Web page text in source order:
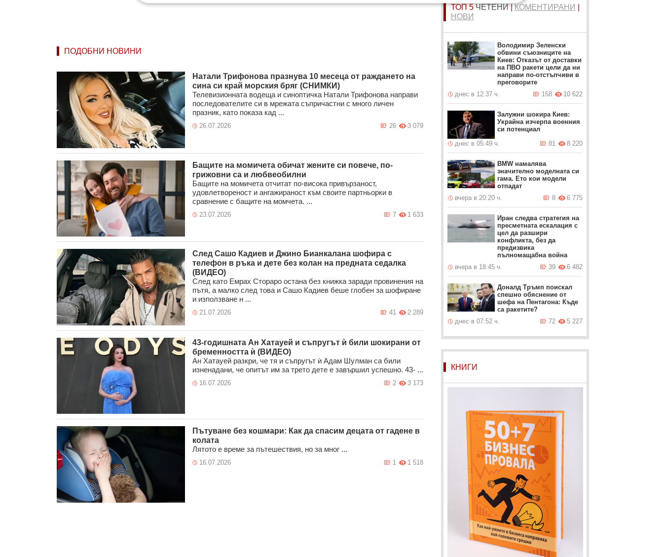
ПОДОБНИ НОВИНИ
Натали Трифонова празнува 10 месеца от раждането на
сина си край морския бряг (СНИМКИ)
Телевизионната водеща и синоптичка Натали Трифонова направи
последователите си в мрежата съпричастни с много личен
празник, като показа кад ...
26.07.2026 3 079
26
Бащите на момичета обичат жените си повече, по-
грижовни са и любвеобилни
Бащите на момичета отчитат по-висока привързаност,
удовлетвореност и ангажираност към своите партньорки в
сравнение с бащите на момчета. ...
23.07.2026 1 633
7
След Сашо Кадиев и Джино Бианкалана шофира с
телефон в ръка и дете без колан на предната седалка
(ВИДЕО)
След като Емрах Стораро остана без книжка заради провинения на
пътя, а малко след това и Сашо Кадиев беше глобен за шофиране
и използване н ...
21.07.2026 2 289
41
43-годишната Ан Хатауей и съпругът ѝ били шокирани от
бременността ѝ (ВИДЕО)
Ан Хатауей разкри, че тя и съпругът ѝ Адам Шулман са били
изненадани, че опитът им за трето дете е завършил успешно. 43- ...
16.07.2026 3 173
2
Пътуване без кошмари: Как да спасим децата от гадене в
колата
Лятото е време за пътешествия, но за мног ...
16.07.2026 1 518
1
ТОП 5ЧЕТЕНИ|КОМЕНТИРАНИ
НОВИ
Володимир Зеленски
обвини съюзниците на
Киев: Отказът от доставки
на ПВО ракети цели да ни
направи по-отстъпчиви в
преговорите
днес в 12:37 ч.
10 622
158
Залужни шокира Киев:
Украйна изчерпа военния
си потенциал
днес в 05:49 ч.
8 220
81
BMW намалява
значително моделната си
гама. Ето кои модели
отпадат
вчера в 20:20 ч.
6 775
8
Иран следва стратегия на
пресметната ескалация с
цел да разшири
конфликта, без да
предизвика
пълномащабна война
вчера в 18:45 ч.
6 482
39
Доналд Тръмп поискал
спешно обяснение от
шефа на Пентагона: Къде
са ракетите?
днес в 07:52 ч.
5 227
72
КНИГИ